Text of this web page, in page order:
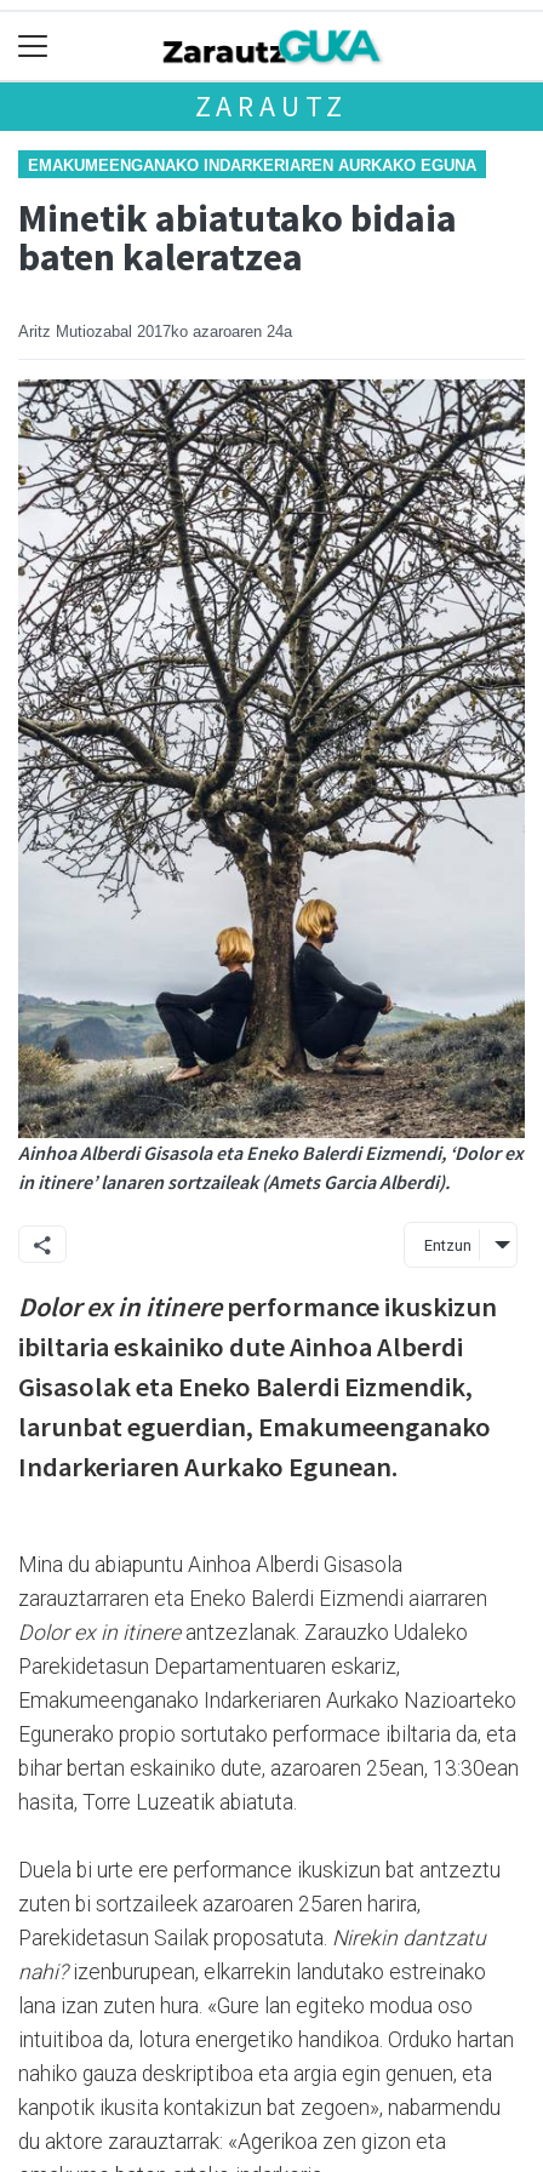
ZARAUTZ
EMAKUMEENGANAKO INDARKERIAREN AURKAKO EGUNA
Minetik abiatutako bidaia
baten kaleratzea
Aritz Mutiozabal 2017ko azaroaren 24a
Ainhoa Alberdi Gisasola eta Eneko Balerdi Eizmendi, ‘Dolor ex
in itinere’ lanaren sortzaileak (Amets Garcia Alberdi).
Entzun
Dolor ex in itinereperformance ikuskizun
ibiltaria eskainiko dute Ainhoa Alberdi
Gisasolak eta Eneko Balerdi Eizmendik,
larunbat eguerdian, Emakumeenganako
Indarkeriaren Aurkako Egunean.
Mina du abiapuntu Ainhoa Alberdi Gisasola
zarauztarraren eta Eneko Balerdi Eizmendi aiarraren
Dolor ex in itinereantzezlanak. Zarauzko Udaleko
Parekidetasun Departamentuaren eskariz,
Emakumeenganako Indarkeriaren Aurkako Nazioarteko
Egunerako propio sortutako performace ibiltaria da, eta
bihar bertan eskainiko dute, azaroaren 25ean, 13:30ean
hasita, Torre Luzeatik abiatuta.
Duela bi urte ere performance ikuskizun bat antzeztu
zuten bi sortzaileek azaroaren 25aren harira,
Parekidetasun Sailak proposatuta. Nirekin dantzatu
nahi?izenburupean, elkarrekin landutako estreinako
lana izan zuten hura. «Gure lan egiteko modua oso
intuitiboa da, lotura energetiko handikoa. Orduko hartan
nahiko gauza deskriptiboa eta argia egin genuen, eta
kanpotik ikusita kontakizun bat zegoen», nabarmendu
du aktore zarauztarrak: «Agerikoa zen gizon eta